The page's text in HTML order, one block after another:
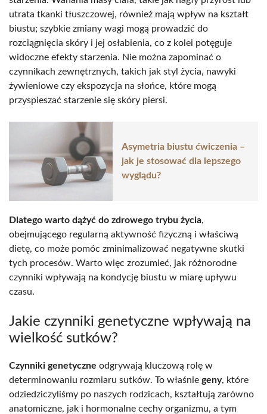
utrata tkanki tłuszczowej, również mają wpływ na kształt
biustu; szybkie zmiany wagi mogą prowadzić do
rozciągnięcia skóry i jej osłabienia, co z kolei potęguje
widoczne efekty starzenia. Nie można zapominać o
czynnikach zewnętrznych, takich jak styl życia, nawyki
żywieniowe czy ekspozycja na słońce, które mogą
przyspieszać starzenie się skóry piersi.
Asymetria biustu ćwiczenia –
jak je stosować dla lepszego
wyglądu?
Dlatego warto dążyć do zdrowego trybu życia,
obejmującego regularną aktywność fizyczną i właściwą
dietę, co może pomóc zminimalizować negatywne skutki
tych procesów. Warto więc zrozumieć, jak różnorodne
czynniki wpływają na kondycję biustu w miarę upływu
czasu.
Jakie czynniki genetyczne wpływają na
wielkość sutków?
Czynniki genetyczne odgrywają kluczową rolę w
determinowaniu rozmiaru sutków. To właśnie geny, które
odziedziczyliśmy po naszych rodzicach, kształtują zarówno
anatomiczne, jak i hormonalne cechy organizmu, a tym